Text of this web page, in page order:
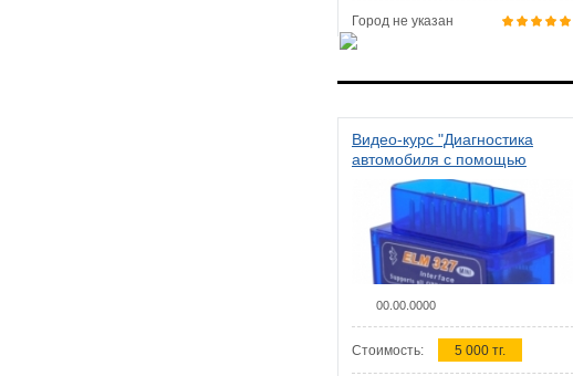
Город не указан
Видео-курс "Диагностика
автомобиля с помощью
сканера ELM 327"
00.00.0000
Стоимость: 5 000 тг.